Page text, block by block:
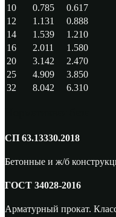
10
0.785 0.617
12
1.131 0.888
14
1.539 1.210
16
2.011 1.580
20
3.142 2.470
25
4.909 3.850
32
8.042 6.310
СП 63.13330.2018
Бетонные и ж/б
ГОСТ 34028-2016
Арматурный прокат.